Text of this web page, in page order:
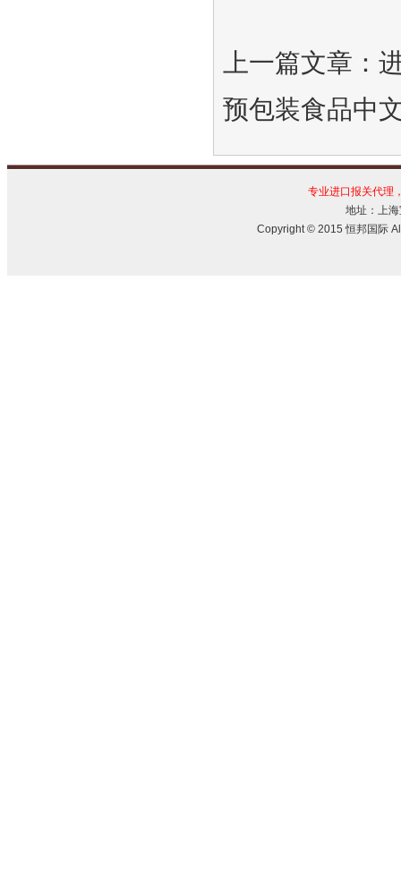
上一篇文章：
预包装食品中
专业进口报关代理
地址：上
Copyright © 2015 恒邦国际